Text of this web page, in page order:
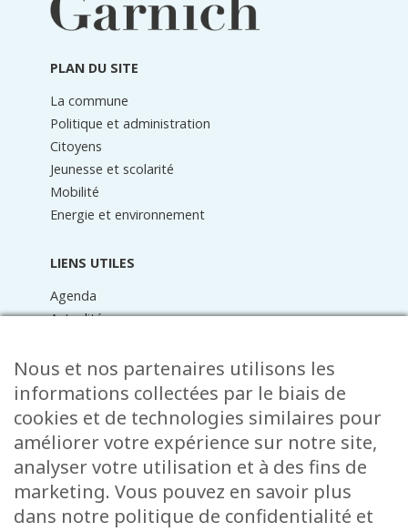
PLAN DU SITE
La commune
Politique et administration
Citoyens
Jeunesse et scolarité
Mobilité
Energie et environnement
LIENS UTILES
Agenda
Actualités
Raider online
Formulaires
Faq
Contact
CONTACT
15 Rue de l’École
Nous et nos partenaires utilisons les
informations collectées par le biais de
cookies et de technologies similaires pour
améliorer votre expérience sur notre site,
analyser votre utilisation et à des fins de
marketing. Vous pouvez en savoir plus
dans notre politique de confidentialité et